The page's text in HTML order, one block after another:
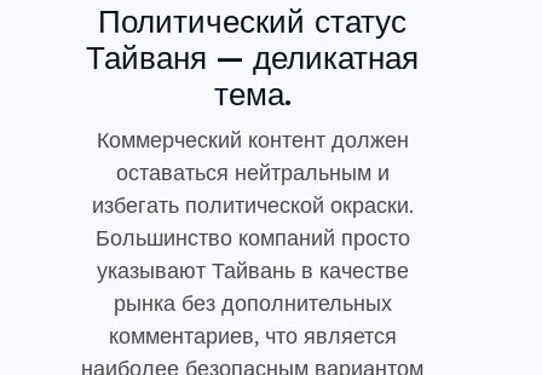
Политический статус
Тайваня — деликатная
тема.
Коммерческий контент должен
оставаться нейтральным и
избегать политической окраски.
Большинство компаний просто
указывают Тайвань в качестве
рынка без дополнительных
комментариев, что является
наиболее безопасным вариантом